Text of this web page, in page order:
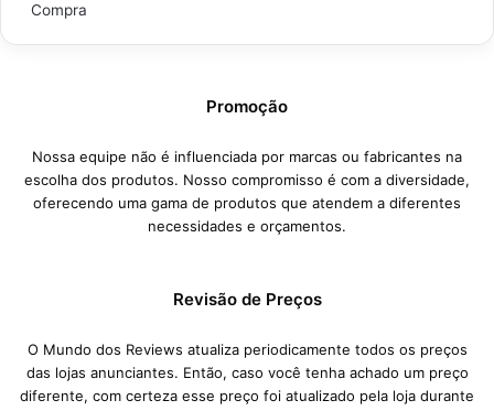
Compra
Promoção
Nossa equipe não é influenciada por marcas ou fabricantes na
escolha dos produtos. Nosso compromisso é com a diversidade,
oferecendo uma gama de produtos que atendem a diferentes
necessidades e orçamentos.
Revisão de Preços
O Mundo dos Reviews atualiza periodicamente todos os preços
das lojas anunciantes. Então, caso você tenha achado um preço
diferente, com certeza esse preço foi atualizado pela loja durante